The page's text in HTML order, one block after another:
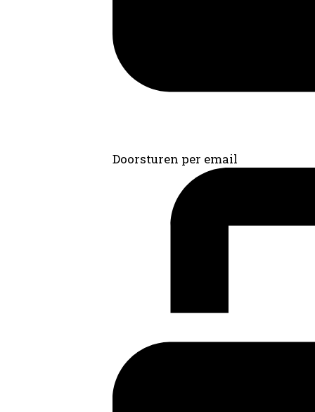
Doorsturen per email